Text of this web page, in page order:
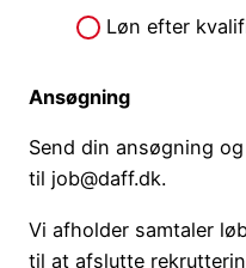
Løn efter
Ansøgning
Send din ansøgning
til job@daff.dk.
Vi afholder samtaler
til at afslutte